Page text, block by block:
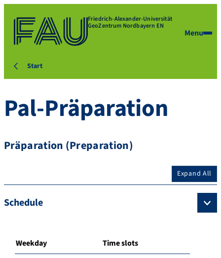
Friedrich-Alexander-Universität
GeoZentrum Nordbayern EN
Menu
Start
Pal-Präparation
Präparation (Preparation)
Expand All
Schedule
Weekday Time slots